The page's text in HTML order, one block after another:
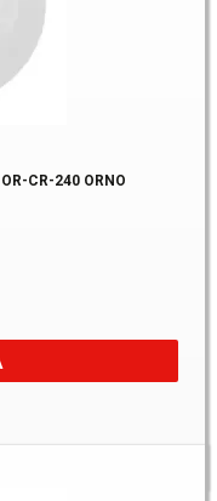
CR-240 ORNO